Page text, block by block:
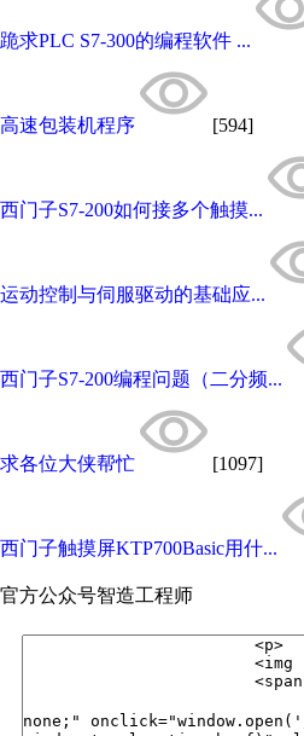
跪求PLC S7-300的编程软件 ...
高速包装机程序 [594]
西门子S7-200如何接多个触摸...
运动控制与伺服驱动的基础应...
西门子S7-200编程问题（二分频...
求各位大侠帮忙 [1097]
西门子触摸屏KTP700Basic用什...
官方公众号智造工程师